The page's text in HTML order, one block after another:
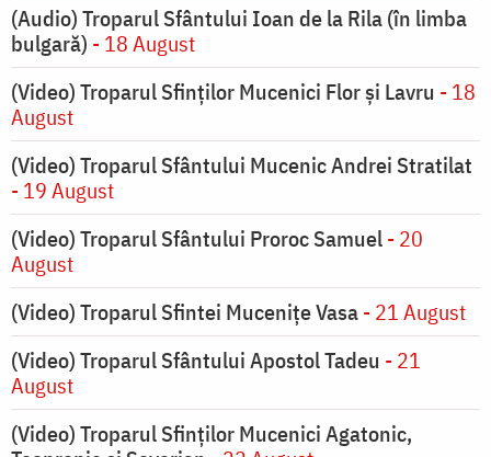
(Audio) Troparul Sfântului Ioan de la Rila (în limba
bulgară) - 18 August
(Video) Troparul Sfinților Mucenici Flor și Lavru - 18
August
(Video) Troparul Sfântului Mucenic Andrei Stratilat
- 19 August
(Video) Troparul Sfântului Proroc Samuel- 20
August
(Video) Troparul Sfintei Mucenițe Vasa- 21 August
(Video) Troparul Sfântului Apostol Tadeu - 21
August
(Video) Troparul Sfinților Mucenici Agatonic,